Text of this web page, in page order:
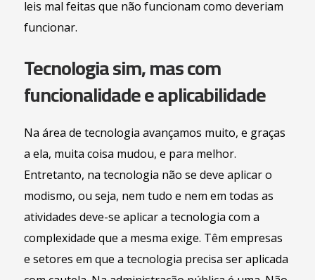
leis mal feitas que não funcionam como deveriam
funcionar.
Tecnologia sim, mas com
funcionalidade e aplicabilidade
Na área de tecnologia avançamos muito, e graças
a ela, muita coisa mudou, e para melhor.
Entretanto, na tecnologia não se deve aplicar o
modismo, ou seja, nem tudo e nem em todas as
atividades deve-se aplicar a tecnologia com a
complexidade que a mesma exige. Têm empresas
e setores em que a tecnologia precisa ser aplicada